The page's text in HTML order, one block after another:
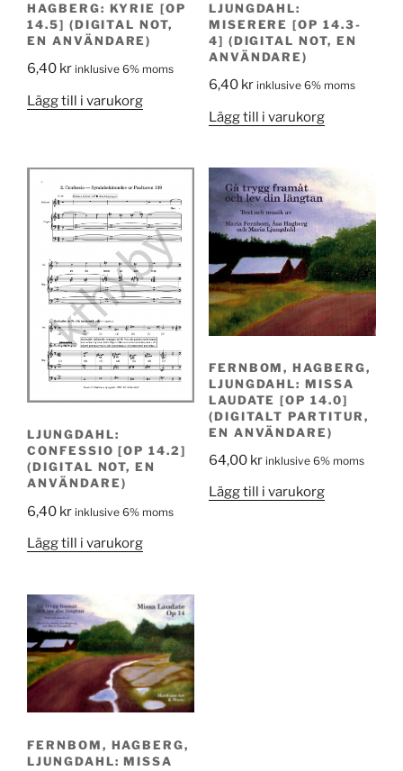
HAGBERG: KYRIE [OP
14.5] (DIGITAL NOT,
EN ANVÄNDARE)
6,40 kr inklusive 6% moms
Lägg till i varukorg
LJUNGDAHL:
MISERERE [OP 14.3-
4] (DIGITAL NOT, EN
ANVÄNDARE)
6,40 kr inklusive 6% moms
Lägg till i varukorg
LJUNGDAHL:
CONFESSIO [OP 14.2]
(DIGITAL NOT, EN
ANVÄNDARE)
6,40 kr inklusive 6% moms
Lägg till i varukorg
FERNBOM, HAGBERG,
LJUNGDAHL: MISSA
LAUDATE [OP 14.0]
(DIGITALT PARTITUR,
EN ANVÄNDARE)
64,00 kr inklusive 6% moms
Lägg till i varukorg
FERNBOM, HAGBERG,
LJUNGDAHL: MISSA